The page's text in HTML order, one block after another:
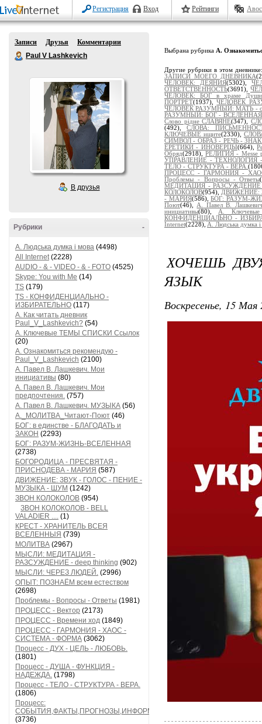
Регистрация Вход Рейтинги
Записи Друзья
Комментарии
Paul V Lashkevich
В друзья
-
Рубрики
A. Людська думка і мова (4498)
All Internet(2228)
AUDIO - & - VIDEO - & - FOTO (4525)
Skype: You with Me (14)
TS (179)
TS - КОНФИДЕНЦИАЛЬНО -
ИЗБИРАТЕЛЬНО (117)
А. Как читать дневник
Paul_V_Lashkevich? (54)
А. Ключевые ТЕМЫ СПИСКИ Ссылок
(20)
А. Ознакомиться рекомендую -
Paul_V_Lashkevich (2100)
А. Павел В. Лашкевич. Мои
инициативы (80)
А. Павел В. Лашкевич. Мои
предпочтения. (757)
А. Павел В. Лашкевич. МУЗЫКА (56)
А._МОЛИТВА_Читают-Поют (46)
БОГ: в единстве - БЛАГОДАТЬ и
ЗАКОН (2293)
БОГ: РАЗУМ-ЖИЗНЬ-ВСЕЛЕННАЯ
(2738)
БОГОРОДИЦА - ПРЕСВЯТАЯ -
ПРИСНОДЕВА - МАРИЯ (587)
ДВИЖЕНИЕ: ЗВУК - ГОЛОС - ПЕНИЕ -
МУЗЫКА - ШУМ (1242)
ЗВОН КОЛОКОЛОВ (954)
ЗВОН КОЛОКОЛОВ - BELL
VALADIER .... (1)
КРЕСТ - ХРАНИТЕЛЬ ВСЕЯ
ВСЕЛЕННЫЯ (739)
МОЛИТВА (2967)
МЫСЛИ: МЕДИТАЦИЯ -
РАЗСУЖДЕНИЕ - deep thinking (902)
МЫСЛИ: ЧЕРЕЗ ЛЮДЕЙ. (2996)
ОПЫТ: ПОЗНАЁМ всем естеством
(2698)
Проблемы - Вопросы - Ответы (1981)
ПРОЦЕСС - Вектор (2173)
ПРОЦЕСС - Времени ход (1849)
ПРОЦЕСС - ГАРМОНИЯ - ХАОС -
СИСТЕМА - ФОРМА (3062)
Процесс - ДУХ - ЦЕЛЬ - ЛЮБОВЬ.
(1801)
Процесс - ДУША - ФУНКЦИЯ -
НАДЕЖДА. (1798)
Процесс - ТЕЛО - СТРУКТУРА - ВЕРА.
(1806)
Процесс:
СОБЫТИЯ,ФАКТЫ,ПРОГНОЗЫ,ИНФОРМАЦИЯ
(3736)
Выбрана рубрика А.
Другие рубрики в этом
ЗАПИСИ МОЕГО ДНЕВНИКА
ЧЕЛОВЕК: ДЕЯНИЯ(5302),
ОТВЕТСТВЕННОСТЬ(3691),
ЧЕЛОВЕК: БОГ в храме Души
ПОРТРЕТ(1937),ЧЕЛОВЕК
ЧЕЛОВЕК РАЗУМНЫЙ: МАТЬ -
РАЗУМНЫЙ: БОГ - ВСЕЛЕННАЯ
Слово рідне СЛАВЯНЕ(347),
(492),СЛОВА:
КЛЮЧЕВЫЕ ищите(2330),
СИМВОЛ - ОБРАЗ - РЕЧЬ -
ЕРЕТИКИ - ИНОВЕРЦЫ(664),
Обряд(2918),РЕЛИГИЯ - Messe
УПРАВЛЕНИЕ - ТЕХНОЛОГИЯ -
ТЕЛО - СТРУКТУРА - ВЕРА.
ПРОЦЕСС - ГАРМОНИЯ -
Проблемы - Вопросы - Ответы
МЕДИТАЦИЯ - РАЗСУЖДЕНИЕ -
КОЛОКОЛОВ(954), ДВИЖЕНИЕ:
- МАРИЯ(586),БОГ: РАЗУМ-
Поют(46), А. Павел В.
инициативы(80), А.
КОНФИДЕНЦИАЛЬНО -
Internet(2228), A. Людська думка
ХОЧЕШЬ
ЯЗЫК
Воскресенье, 15